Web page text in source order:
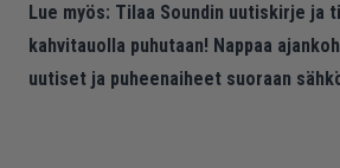
Lue myös: Tilaa Soundin uutiskirje ja
kahvitauolla puhutaan! Nappaa
uutiset ja puheenaiheet suoraan